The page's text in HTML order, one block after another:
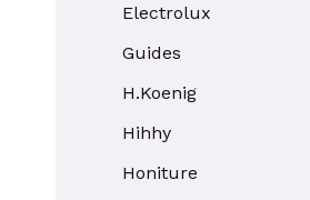
Electrolux
Guides
H.Koenig
Hihhy
Honiture